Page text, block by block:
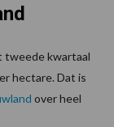
tweede kwartaal
hectare. Dat is
over heel